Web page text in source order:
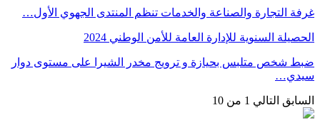
غرفة التجارة والصناعة والخدمات تنظم المنتدى الجهوي الأول…
الحصيلة السنوية للإدارة العامة للأمن الوطني 2024
ضبط شخص متلبس بحيازة و ترويج مخدر الشيرا على مستوى دوار
سيدي…
السابق التالي 1 من 10